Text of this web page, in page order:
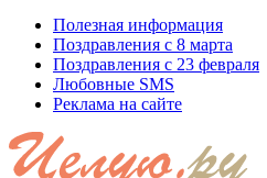
Полезная информация
Поздравления с 8 марта
Поздравления с 23 февраля
Любовные SMS
Реклама на сайте